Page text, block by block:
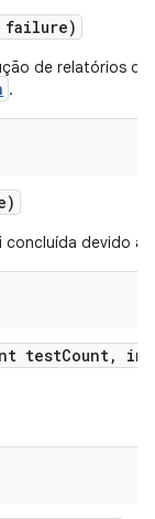
failure)
de relatórios
.
devido a
testCount,
int